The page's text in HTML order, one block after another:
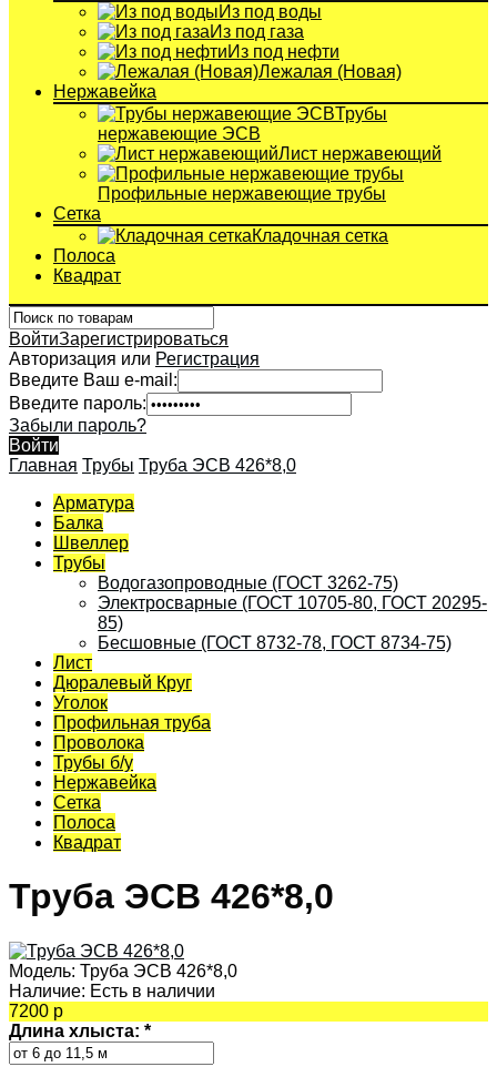
Из под воды
Из под газа
Из под нефти
Лежалая (Новая)
Нержавейка
Трубы
нержавеющие ЭСВ
Лист нержавеющий
Профильные нержавеющие трубы
Сетка
Кладочная сетка
Полоса
Квадрат
ВойтиЗарегистрироваться
Авторизация или Регистрация
Введите Ваш e-mail:
Введите пароль:
Забыли пароль?
Войти
Главная Трубы Труба ЭСВ 426*8,0
Арматура
Балка
Швеллер
Трубы
Водогазопроводные (ГОСТ 3262-75)
Электросварные (ГОСТ 10705-80, ГОСТ 20295-
85)
Бесшовные (ГОСТ 8732-78, ГОСТ 8734-75)
Лист
Дюралевый Круг
Уголок
Профильная труба
Проволока
Трубы б/у
Нержавейка
Сетка
Полоса
Квадрат
Труба ЭСВ 426*8,0
Модель: Труба ЭСВ 426*8,0
Наличие: Есть в наличии
7200 р
Длина хлыста: *